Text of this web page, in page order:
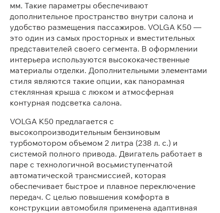
мм. Такие параметры обеспечивают
дополнительное пространство внутри салона и
удобство размещения пассажиров. VOLGA K50 —
это один из самых просторных и вместительных
представителей своего сегмента. В оформлении
интерьера используются высококачественные
материалы отделки. Дополнительными элементами
стиля являются такие опции, как панорамная
стеклянная крыша с люком и атмосферная
контурная подсветка салона.
VOLGA K50 предлагается с
высокопроизводительным бензиновым
турбомотором объемом 2 литра (238 л. с.) и
системой полного привода. Двигатель работает в
паре с технологичной восьмиступенчатой
автоматической трансмиссией, которая
обеспечивает быстрое и плавное переключение
передач. С целью повышения комфорта в
конструкции автомобиля применена адаптивная